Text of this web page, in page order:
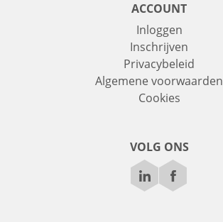
ACCOUNT
Inloggen
Inschrijven
Privacybeleid
Algemene voorwaarden
Cookies
VOLG ONS